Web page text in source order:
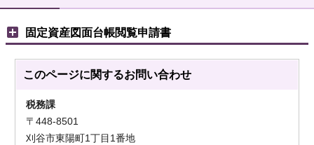
固定資産図面台帳閲覧申請書
このページに関するお問い合わせ
税務課
〒448-8501
刈谷市東陽町1丁目1番地